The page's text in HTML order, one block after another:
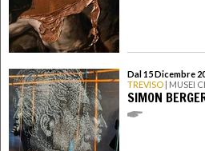
Dal 15 Dicembre
TREVISO | MUSEI
SIMON